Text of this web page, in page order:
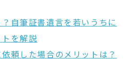
自筆証書遺言を若いうちに
を解説
頼した場合のメリットは？